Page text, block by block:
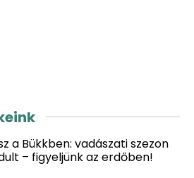
a Bükkben: vadászati szezon
– figyeljünk az erdőben!